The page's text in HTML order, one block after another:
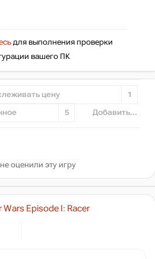
для выполнения проверки
вашего ПК
цену 1
5 Добавить...
оценили эту игру
Wars Episode I: Racer